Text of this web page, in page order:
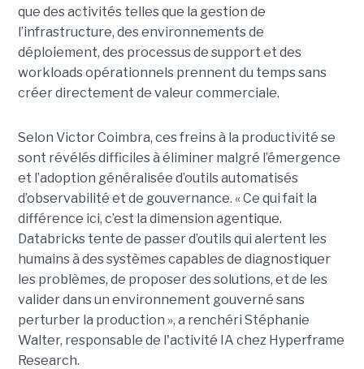
que des activités telles que la gestion de
l’infrastructure, des environnements de
déploiement, des processus de support et des
workloads opérationnels prennent du temps sans
créer directement de valeur commerciale.
Selon Victor Coimbra, ces freins à la productivité se
sont révélés difficiles à éliminer malgré l’émergence
et l’adoption généralisée d’outils automatisés
d’observabilité et de gouvernance. « Ce qui fait la
différence ici, c’est la dimension agentique.
Databricks tente de passer d’outils qui alertent les
humains à des systèmes capables de diagnostiquer
les problèmes, de proposer des solutions, et de les
valider dans un environnement gouverné sans
perturber la production », a renchéri Stéphanie
Walter, responsable de l'activité IA chez Hyperframe
Research.